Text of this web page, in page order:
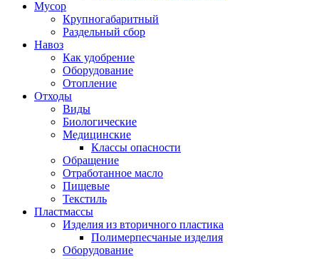
Мусор
Крупногабаритный
Раздельный сбор
Навоз
Как удобрение
Оборудование
Отопление
Отходы
Виды
Биологические
Медицинские
Классы опасности
Обращение
Отработанное масло
Пищевые
Текстиль
Пластмассы
Изделия из вторичного пластика
Полимерпесчаные изделия
Оборудование